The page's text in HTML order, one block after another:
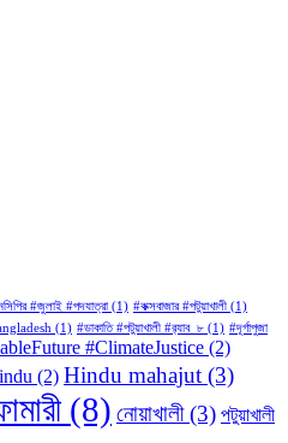
#জুলাই #পদযাত্রা (1) #কক্সবাজার #পটুয়াখালী (1)
(1) #ডাকাতি #পটুয়াখালী #র‍্যাব_৮ (1) #দূর্গাপুজা
#ClimateJustice (2)
(2) Hindu mahajut (3)
(8) নোয়াখালী(3) পটুয়াখালী